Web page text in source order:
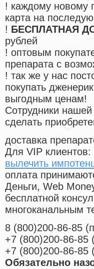
! каждому новому
карта на
! БЕСПЛАТНАЯ
рублей
! оптовым
препарата с
! так же у нас
покупать
выгодным ценам!
Cотрудники
сделать
доставка
Для VIP
вылечить
оплата
Деньги, Web
бесплатной
многоканальным
8 (800)200-86-85 (
+7 (800)200-86-85
+7 (800)200-86-85
Обязательно